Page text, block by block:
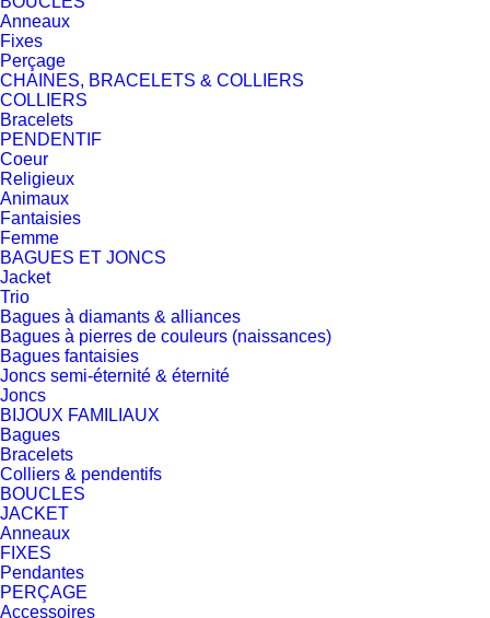
Anneaux
Fixes
Perçage
CHAINES, BRACELETS & COLLIERS
COLLIERS
Bracelets
PENDENTIF
Coeur
Religieux
Animaux
Fantaisies
Femme
BAGUES ET JONCS
Jacket
Trio
Bagues à diamants & alliances
Bagues à pierres de couleurs (naissances)
Bagues fantaisies
Joncs semi-éternité & éternité
Joncs
BIJOUX FAMILIAUX
Bagues
Bracelets
Colliers & pendentifs
BOUCLES
JACKET
Anneaux
FIXES
Pendantes
PERÇAGE
Accessoires